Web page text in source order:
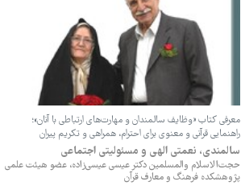
معرفی کتاب «وظایف سالمندان و مهارت‌های ارتباطی با آنان»؛
راهنمایی قرآنی و معنوی برای احترام، همراهی و تکریم پیران
سالمندی، نعمتی الهی و مسئولیتی اجتماعی
حجت‌الاسلام والمسلمین دکتر عیسی عیسی‌زاده، عضو هیئت علمی
پژوهشکده فرهنگ و معارف قرآن